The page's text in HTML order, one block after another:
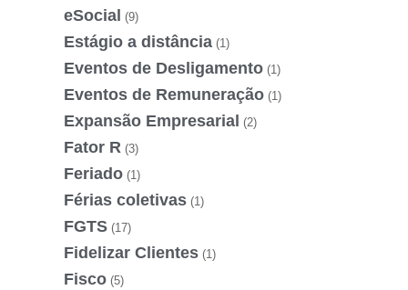
eSocial (9)
Estágio a distância (1)
Eventos de Desligamento (1)
Eventos de Remuneração (1)
Expansão Empresarial (2)
Fator R (3)
Feriado (1)
Férias coletivas (1)
FGTS (17)
Fidelizar Clientes (1)
Fisco (5)